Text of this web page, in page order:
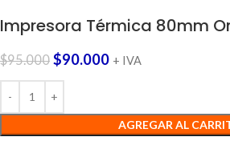
Impresora Térmica 80mm
$95.000 $90.000 + IVA
AGREGAR AL